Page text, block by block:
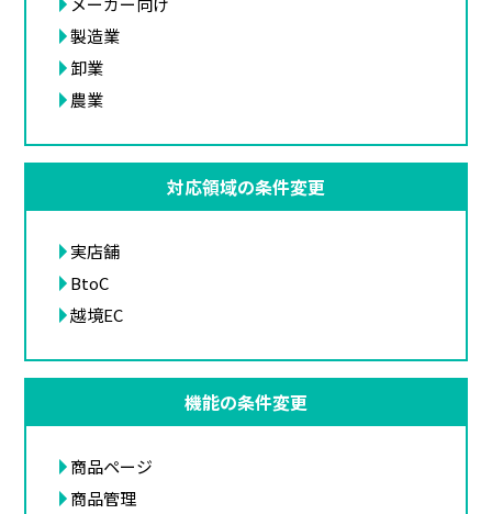
製造業
卸業
農業
対応領域の条件変更
実店舗
BtoC
越境EC
機能の条件変更
商品ページ
商品管理